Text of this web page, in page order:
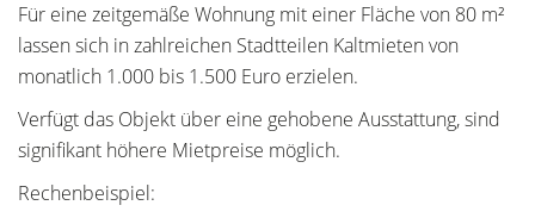
Für eine zeitgemäße Wohnung mit einer Fläche von 80 m²
lassen sich in zahlreichen Stadtteilen Kaltmieten von
monatlich 1.000 bis 1.500 Euro erzielen.
Verfügt das Objekt über eine gehobene Ausstattung, sind
signifikant höhere Mietpreise möglich.
Rechenbeispiel: